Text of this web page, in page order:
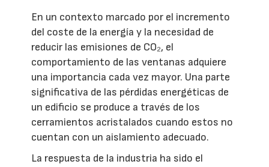
En un contexto marcado por el incremento
del coste de la energía y la necesidad de
reducir las emisiones de CO₂, el
comportamiento de las ventanas adquiere
una importancia cada vez mayor. Una parte
significativa de las pérdidas energéticas de
un edificio se produce a través de los
cerramientos acristalados cuando estos no
cuentan con un aislamiento adecuado.
La respuesta de la industria ha sido el